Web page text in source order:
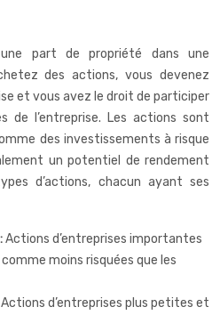
part de propriété dans une
des actions, vous devenez
et vous avez le droit de participer
de l’entreprise. Les actions sont
des investissements à risque
un potentiel de rendement
d’actions, chacun ayant ses
Actions d’entreprises importantes
moins risquées que les
Actions d’entreprises plus petites et